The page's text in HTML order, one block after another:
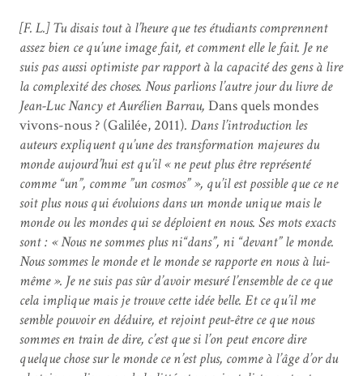
[F. L.] Tu disais tout à l’heure que tes étudiants comprennent
assez bien ce qu’une image fait, et comment elle le fait. Je ne
suis pas aussi optimiste par rapport à la capacité des gens à lire
la complexité des choses. Nous parlions l’autre jour du livre de
Jean-Luc Nancy et Aurélien Barrau, Dans quels mondes
vivons-nous ? (Galilée, 2011). Dans l’introduction les
auteurs expliquent qu’une des transformation majeures du
monde aujourd’hui est qu’il « ne peut plus être représenté
comme “un”, comme ”un cosmos” », qu’il est possible que ce ne
soit plus nous qui évoluions dans un monde unique mais le
monde ou les mondes qui se déploient en nous. Ses mots exacts
sont : « Nous ne sommes plus ni“dans”, ni “devant” le monde.
Nous sommes le monde et le monde se rapporte en nous à lui-
même ». Je ne suis pas sûr d’avoir mesuré l’ensemble de ce que
cela implique mais je trouve cette idée belle. Et ce qu’il me
semble pouvoir en déduire, et rejoint peut-être ce que nous
sommes en train de dire, c’est que si l’on peut encore dire
quelque chose sur le monde ce n’est plus, comme à l’âge d’or du